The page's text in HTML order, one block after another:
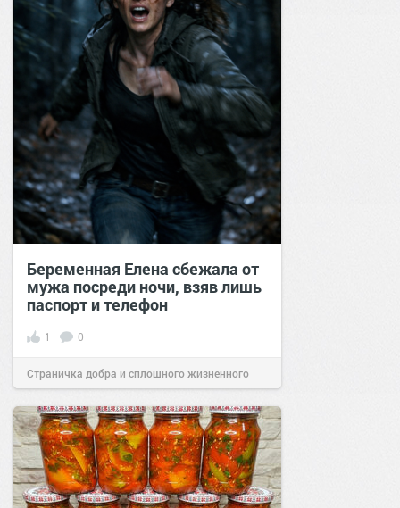
Беременная Елена сбежала от
мужа посреди ночи, взяв лишь
паспорт и телефон
1 0
Страничка добра и сплошного жизненного
позитива!09:5802 апр 2026